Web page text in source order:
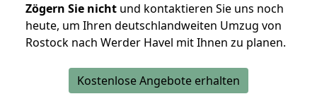
Zögern Sie nicht und kontaktieren Sie uns noch
heute, um Ihren deutschlandweiten Umzug von
Rostock nach Werder Havel mit Ihnen zu planen.
Kostenlose Angebote erhalten